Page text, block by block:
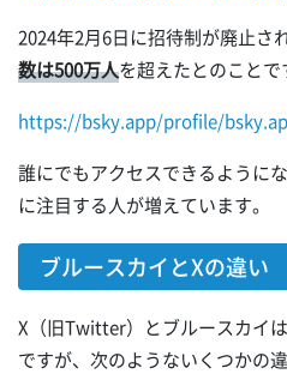
2024年2月6日に招待制が廃止さ
数は500万人を超えたとのことで
https://bsky.app/profile/
誰にでもアクセスできるように
に注目する人が増えています。
ブルースカイとXの違い
X（旧Twitter）とブルースカイ
ですが、次のようないくつかの